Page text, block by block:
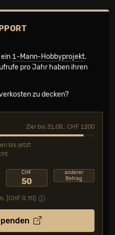
1-Mann-Hobbyprojekt.
pro Jahr haben ihren
zu decken?
Ziel bis 31.08.: CHF 1200
bis jetzt
CHF
50
anderer
Betrag
[CHF 0.70